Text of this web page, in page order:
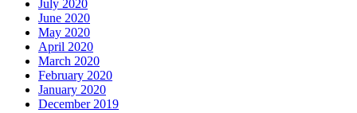
July 2020
June 2020
May 2020
April 2020
March 2020
February 2020
January 2020
December 2019